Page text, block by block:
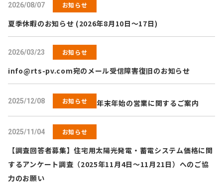
2026/08/07 お知らせ
夏季休暇のお知らせ (2026年8月10日～17日)
2026/03/23 お知らせ
info@rts-pv.com宛のメール受信障害復旧のお知らせ
2025/12/08 お知らせ 年末年始の営業に関するご案内
2025/11/04 お知らせ
【調査回答者募集】住宅用太陽光発電・蓄電システム価格に関
するアンケート調査（2025年11月4日～11月21日）へのご協
力のお願い